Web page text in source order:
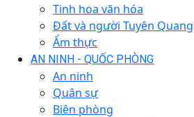
Tinh hoa văn hóa
Đất và người Tuyên Quang
Ẩm thực
AN NINH - QUỐC PHÒNG
An ninh
Quân sự
Biên phòng